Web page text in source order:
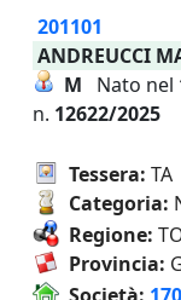
201101
ANDREUCCI
M Nato nel
n. 12622/2025
Tessera:
Categoria:
Regione:
Provincia: